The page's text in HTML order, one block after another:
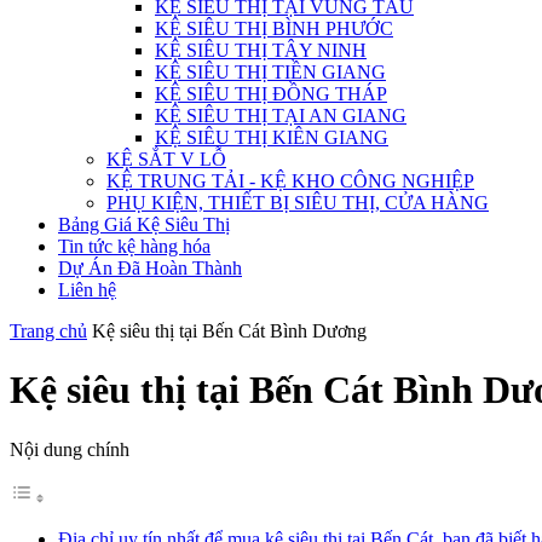
KỆ SIÊU THỊ TẠI VŨNG TÀU
KỆ SIÊU THỊ BÌNH PHƯỚC
KỆ SIÊU THỊ TÂY NINH
KỆ SIÊU THỊ TIỀN GIANG
KỆ SIÊU THỊ ĐỒNG THÁP
KỆ SIÊU THỊ TẠI AN GIANG
KỆ SIÊU THỊ KIÊN GIANG
KỆ SẮT V LỖ
KỆ TRUNG TẢI - KỆ KHO CÔNG NGHIỆP
PHỤ KIỆN, THIẾT BỊ SIÊU THỊ, CỬA HÀNG
Bảng Giá Kệ Siêu Thị
Tin tức kệ hàng hóa
Dự Án Đã Hoàn Thành
Liên hệ
Trang chủ Kệ siêu thị tại Bến Cát Bình Dương
Kệ siêu thị tại Bến Cát Bình
Nội dung chính